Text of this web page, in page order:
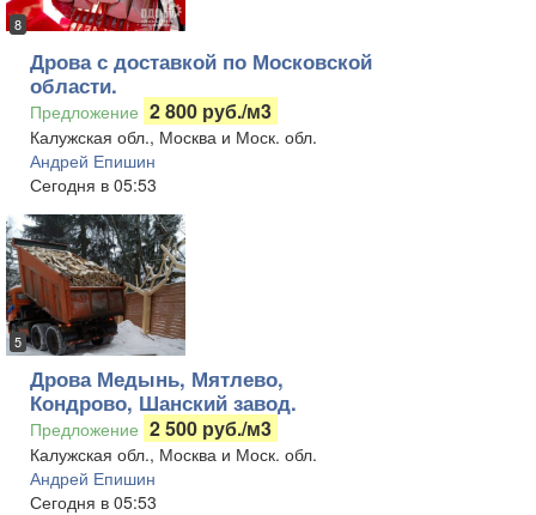
8
Дрова с доставкой по Московской
области.
Предложение 2 800 руб./м3
Калужская обл., Москва и Моск. обл.
Андрей Епишин
Сегодня в 05:53
5
Дрова Медынь, Мятлево,
Кондрово, Шанский завод.
Предложение 2 500 руб./м3
Калужская обл., Москва и Моск. обл.
Андрей Епишин
Сегодня в 05:53